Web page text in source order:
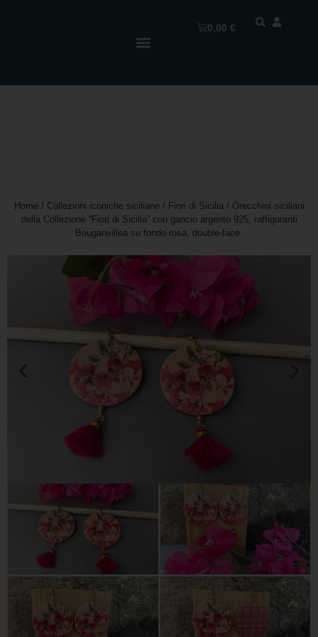
0,00€
Home / Collezioni iconiche siciliane / Fiori di Sicilia/ Orecchini siciliani
della Collezione “Fiori di Sicilia” con gancio argento 925, raffiguranti
Bouganvillea su fondo rosa, double-face.